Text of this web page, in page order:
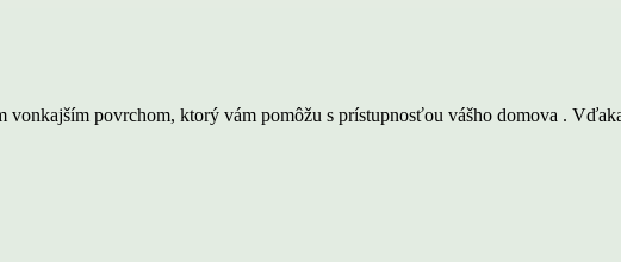
vonkajším povrchom, ktorý vám pomôžu s prístupnosťou vášho domova .